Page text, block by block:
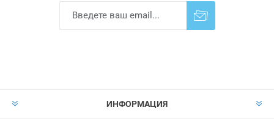
ИНФОРМАЦИЯ